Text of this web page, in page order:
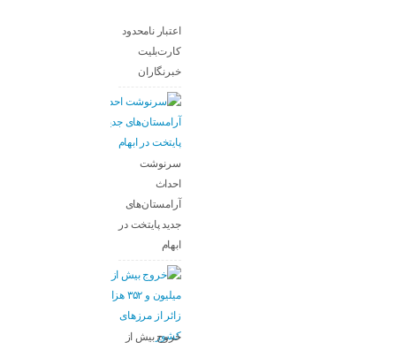
اعتبار نامحدود
کارت‌بلیت
خبرنگاران
سرنوشت
احداث
آرامستان‌های
جدید پایتخت در
ابهام
خروج بیش از